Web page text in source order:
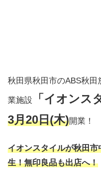
秋田県秋田市のABS秋
業施設 「イオンス
3月20日(木)開業！
イオンスタイルが秋田
生！無印良品も出店へ！